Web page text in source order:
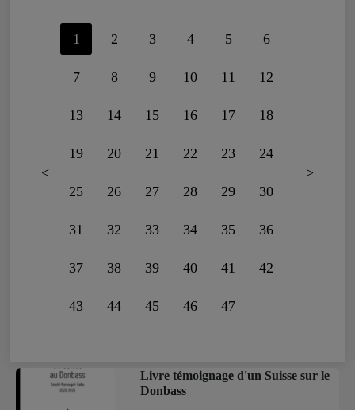
<
1 2 3 4 5 6
7 8 9 10 11 12
13 14 15 16 17 18
19 20 21 22 23 24
25 26 27 28 29 30
31 32 33 34 35 36
37 38 39 40 41 42
43 44 45 46 47
>
Livre témoignage d'un Suisse sur le
Donbass